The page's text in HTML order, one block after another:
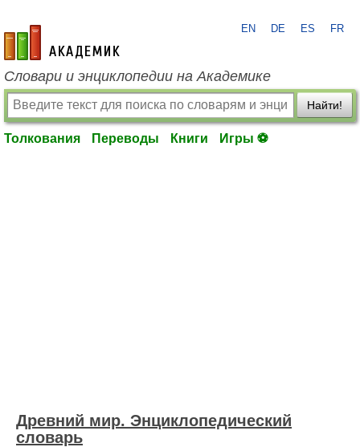
academic.ru
EN DE ES FR
Словари и энциклопедии на Академике
Найти!
Толкования Переводы Книги Игры ⚽
Древний мир. Энциклопедический
словарь